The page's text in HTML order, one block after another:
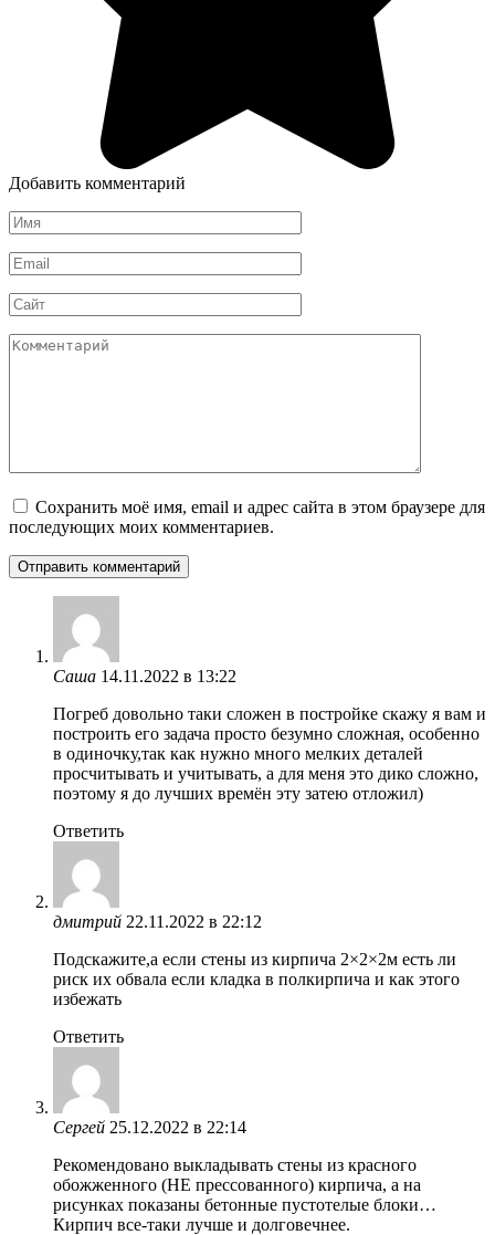
Добавить комментарий
Имя
*
Email
*
Сайт
Комментарий
Сохранить моё имя, email и адрес сайта в этом браузере для
последующих моих комментариев.
Саша 14.11.2022 в 13:22
Погреб довольно таки сложен в постройке скажу я вам и
построить его задача просто безумно сложная, особенно
в одиночку,так как нужно много мелких деталей
просчитывать и учитывать, а для меня это дико сложно,
поэтому я до лучших времён эту затею отложил)
Ответить
дмитрий 22.11.2022 в 22:12
Подскажите,а если стены из кирпича 2×2×2м есть ли
риск их обвала если кладка в полкирпича и как этого
избежать
Ответить
Сергей 25.12.2022 в 22:14
Рекомендовано выкладывать стены из красного
обожженного (НЕ прессованного) кирпича, а на
рисунках показаны бетонные пустотелые блоки…
Кирпич все-таки лучше и долговечнее.